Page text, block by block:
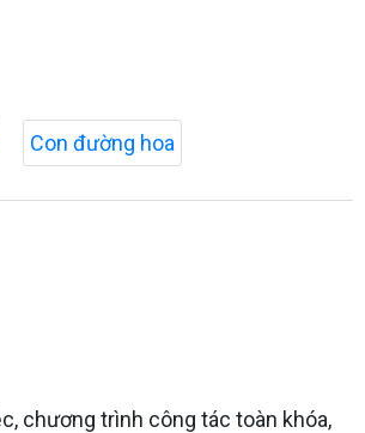
Con đường hoa
chương trình công tác toàn khóa,